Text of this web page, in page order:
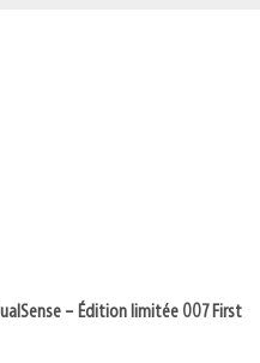
– Édition limitée 007 First